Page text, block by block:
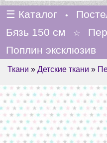
☰ Каталог •
Бязь 150 см ☆
Поплин эксклюзив
Ткани » Детские ткани »